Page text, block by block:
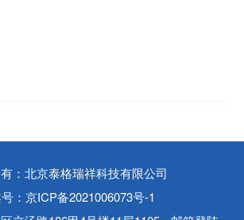
：北京泰格瑞祥科技有限公司
：京ICP备2021006073号-1